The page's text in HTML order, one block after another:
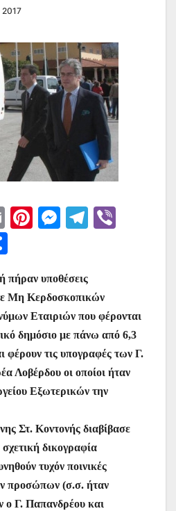
E
m
ai
l
Pi
e
st
M
s
e
n
g
er
T
a
m
ρ
α
σ
τε
ίτ
ε
πήραν υποθέσεις
Μη Κερδοσκοπικών
Εταιριών που φέρονται
δημόσιο με πάνω από 6,3
φέρουν τις υπογραφές των Γ.
Λοβέρδου οι οποίοι ήταν
Εξωτερικών την
Στ. Κοντονής διαβίβασε
δικογραφία
τυχόν ποινικές
προσώπων (σ.σ. ήταν
ο Γ. Παπανδρέου και